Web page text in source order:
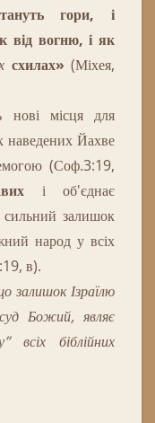
гори, і
від вогню, і як
схилах» (Міхея,
місця для
наведених Йахве
(Соф.3:19,
і об'єднає
залишок
народ у всіх
в).
залишок Ізраїлю
Божий, являє
всіх біблійних